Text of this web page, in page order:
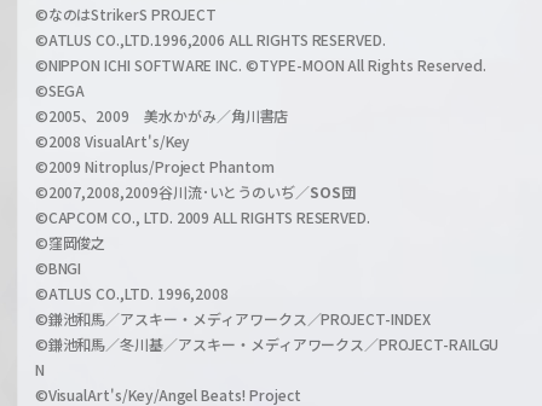
h
a
n
l
©なのはStrikerS PROJECT
©ATLUS CO.,LTD.1996,2006 ALL RIGHTS RESERVED.
©NIPPON ICHI SOFTWARE INC. ©TYPE-MOON All Rights Reserved.
©SEGA
©2005、2009 美水かがみ／角川書店
©2008 VisualArt's/Key
©2009 Nitroplus/Project Phantom
©2007,2008,2009谷川流･いとうのいぢ／SOS団
©CAPCOM CO., LTD. 2009 ALL RIGHTS RESERVED.
©窪岡俊之
©BNGI
©ATLUS CO.,LTD. 1996,2008
©鎌池和馬／アスキー・メディアワークス／PROJECT-INDEX
©鎌池和馬／冬川基／アスキー・メディアワークス／PROJECT-RAILGU
N
©VisualArt's/Key/Angel Beats! Project